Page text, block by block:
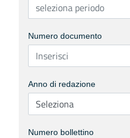
Numero documento
Anno di redazione
Numero bollettino